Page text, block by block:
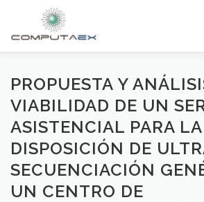
INICIO LA FUNDACIÓN EL
SUPERCOMPUTACIÓN NOTICIAS
PROPUESTA Y
VIABILIDAD DE UN
ASISTENCIAL PARA LA
DISPOSICIÓN DE
SECUENCIACIÓN
UN CENTRO DE